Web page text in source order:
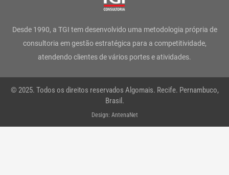
g
r
a
m
o
o
k
-
e
r
d
i
n
b
e
a
p
Desde 1990, a TGI tem desenvolvido uma metodologia própria de
consultoria em gestão estratégica para a competitividade,
atendendo clientes de vários portes e atividades.
© 2025. Todos os direitos reservados Algomais. Recife. Pernambuco,
Brasil.
Design: AntenaNet